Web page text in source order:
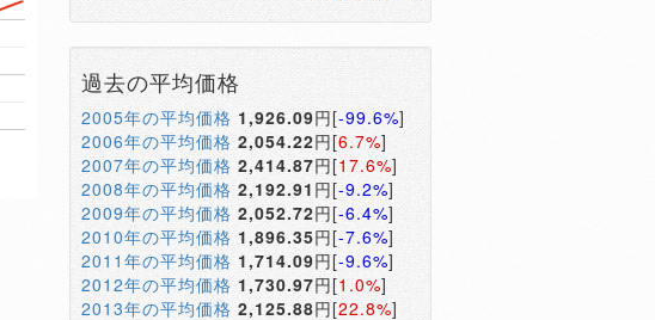
過去の平均価格
2005年の平均価格 1,926.09円[-99.6%]
2006年の平均価格 2,054.22円[6.7%]
2007年の平均価格 2,414.87円[17.6%]
2008年の平均価格 2,192.91 円[-9.2%]
2009年の平均価格 2,052.72円[-6.4%]
2010年の平均価格 1,896.35円[-7.6%]
2011年の平均価格 1,714.09円[-9.6%]
2012年の平均価格 1,730.97円[1.0%]
2013年の平均価格 2,125.88円[22.8%]